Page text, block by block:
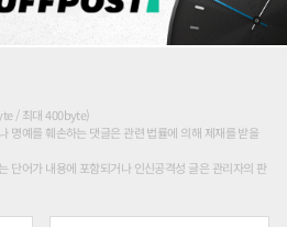
/ 최대 400byte)
명예를 훼손하는 댓글은 관련 법률에 의해 제재를 받을
단어가 내용에 포함되거나 인신공격성 글은 관리자의 판